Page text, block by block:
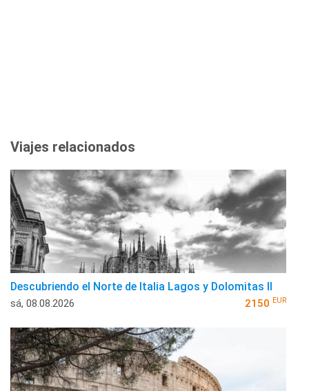
Viajes relacionados
Descubriendo el Norte de Italia Lagos y Dolomitas II
sá, 08.08.2026 2150 EUR